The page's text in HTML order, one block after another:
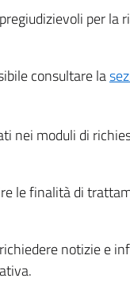
per la
consultare la
nei moduli di
le finalità di
notizie e